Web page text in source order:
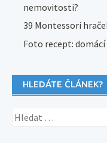
nemovitosti?
39 Montessori
Foto recept:
HLEDÁTE ČLÁNEK?
Vyhledávání